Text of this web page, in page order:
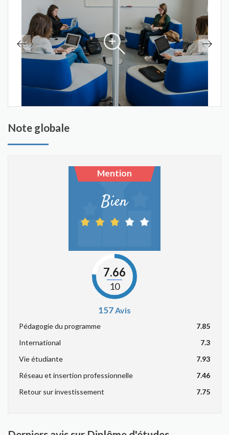
Note globale
Mention
Bien
7.66
10
157Avis
Pédagogie du programme
7.85
International
7.3
Vie étudiante
7.93
Réseau et insertion professionnelle
7.46
Retour sur investissement
7.75